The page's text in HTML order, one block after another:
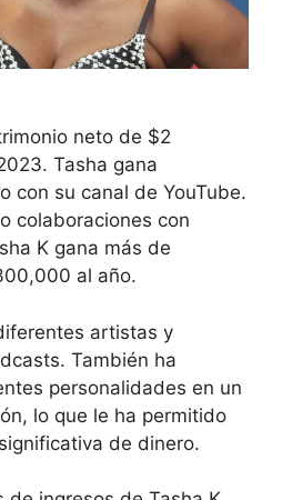
neto de $2
Tasha gana
con su canal de YouTube.
colaboraciones con
K gana más de
al año.
artistas y
También ha
personalidades en un
lo que le ha permitido
de dinero.